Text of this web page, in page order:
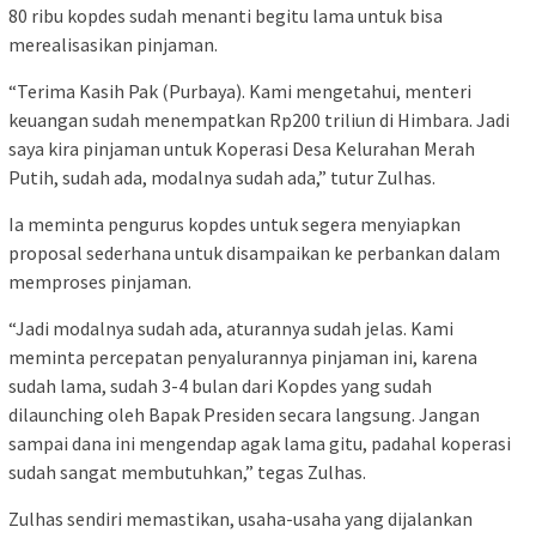
80 ribu kopdes sudah menanti begitu lama untuk bisa
merealisasikan pinjaman.
“Terima Kasih Pak (Purbaya). Kami mengetahui, menteri
keuangan sudah menempatkan Rp200 triliun di Himbara. Jadi
saya kira pinjaman untuk Koperasi Desa Kelurahan Merah
Putih, sudah ada, modalnya sudah ada,” tutur Zulhas.
Ia meminta pengurus kopdes untuk segera menyiapkan
proposal sederhana untuk disampaikan ke perbankan dalam
memproses pinjaman.
“Jadi modalnya sudah ada, aturannya sudah jelas. Kami
meminta percepatan penyalurannya pinjaman ini, karena
sudah lama, sudah 3-4 bulan dari Kopdes yang sudah
dilaunching oleh Bapak Presiden secara langsung. Jangan
sampai dana ini mengendap agak lama gitu, padahal koperasi
sudah sangat membutuhkan,” tegas Zulhas.
Zulhas sendiri memastikan, usaha-usaha yang dijalankan